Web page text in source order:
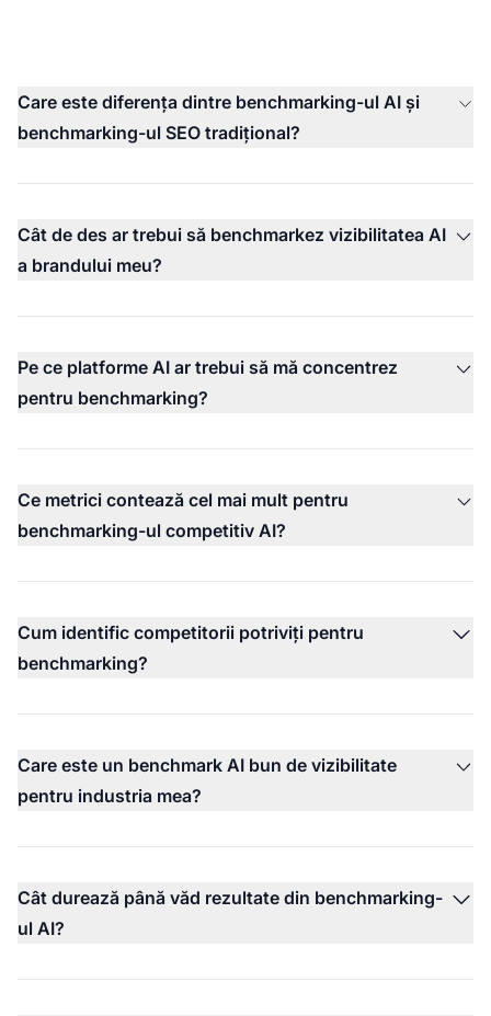
Care este diferența dintre benchmarking-ul AI și
benchmarking-ul SEO tradițional?
Cât de des ar trebui să benchmarkez vizibilitatea AI
a brandului meu?
Pe ce platforme AI ar trebui să mă concentrez
pentru benchmarking?
Ce metrici contează cel mai mult pentru
benchmarking-ul competitiv AI?
Cum identific competitorii potriviți pentru
benchmarking?
Care este un benchmark AI bun de vizibilitate
pentru industria mea?
Cât durează până văd rezultate din benchmarking-
ul AI?